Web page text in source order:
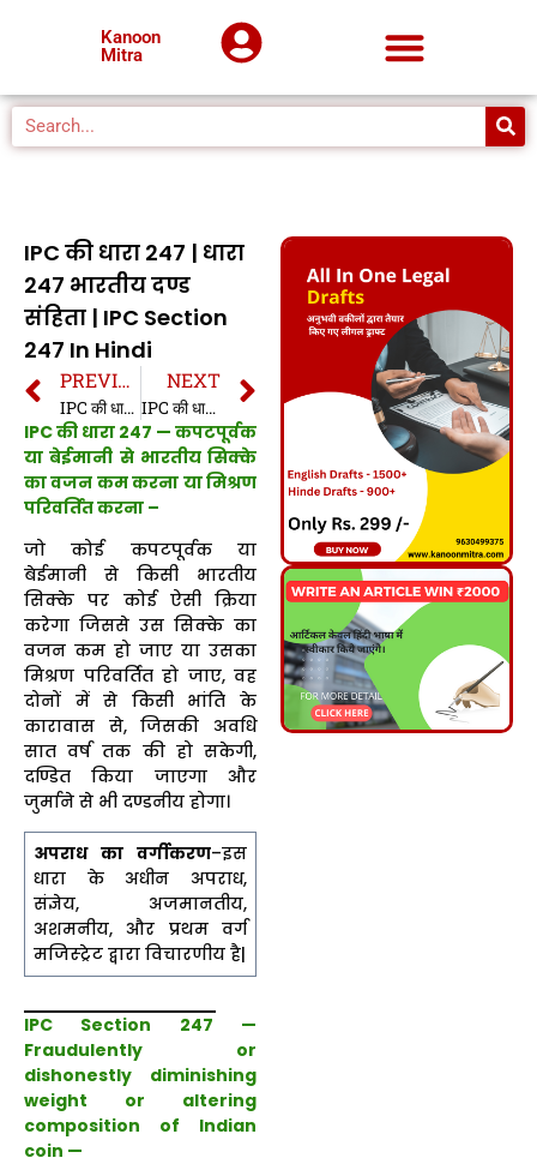
Kanoon
Mitra
IPC की धारा 247 | धारा
247 भारतीय दण्ड
संहिता | IPC Section
247 In Hindi
PREVIOUS
IPC की धारा 246 | धारा 246 भारतीय दण्ड संहिता | IPC Section 246 In Hindi
NEXT
IPC की धारा 248 | धारा 248 भारतीय दण्ड संहिता | IPC Section 248 In Hindi
IPC की धारा 247 — कपटपूर्वक
या बेईमानी से भारतीय सिक्के
का वजन कम करना या मिश्रण
परिवर्तित करना –
जो कोई कपटपूर्वक या
बेईमानी से किसी भारतीय
सिक्के पर कोई ऐसी क्रिया
करेगा जिससे उस सिक्के का
वजन कम हो जाए या उसका
मिश्रण परिवर्तित हो जाए, वह
दोनों में से किसी भांति के
कारावास से, जिसकी अवधि
सात वर्ष तक की हो सकेगी,
दण्डित किया जाएगा और
जुर्माने से भी दण्डनीय होगा।
अपराध का वर्गीकरण–इस
धारा के अधीन अपराध,
संज्ञेय, अजमानतीय,
अशमनीय, और प्रथम वर्ग
मजिस्ट्रेट द्वारा विचारणीय है|
IPC Section 247 —
Fraudulently or
dishonestly diminishing
weight or altering
composition of Indian
coin —